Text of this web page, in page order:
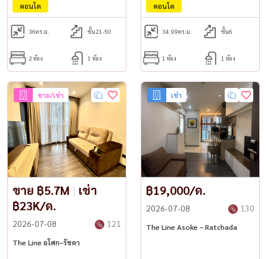
คอนโด
36ตร.ม. ชั้น21-50
2 ห้อง 1 ห้อง
คอนโด
34.99ตร.ม. ชั้น6
1 ห้อง 1 ห้อง
ขาย/เช่า
ขาย ฿5.7M | เช่า
฿23K/ด.
2026-07-08 121
The Line อโศก–รัชดา
เช่า
฿19,000/ด.
2026-07-08 130
The Line Asoke – Ratchada